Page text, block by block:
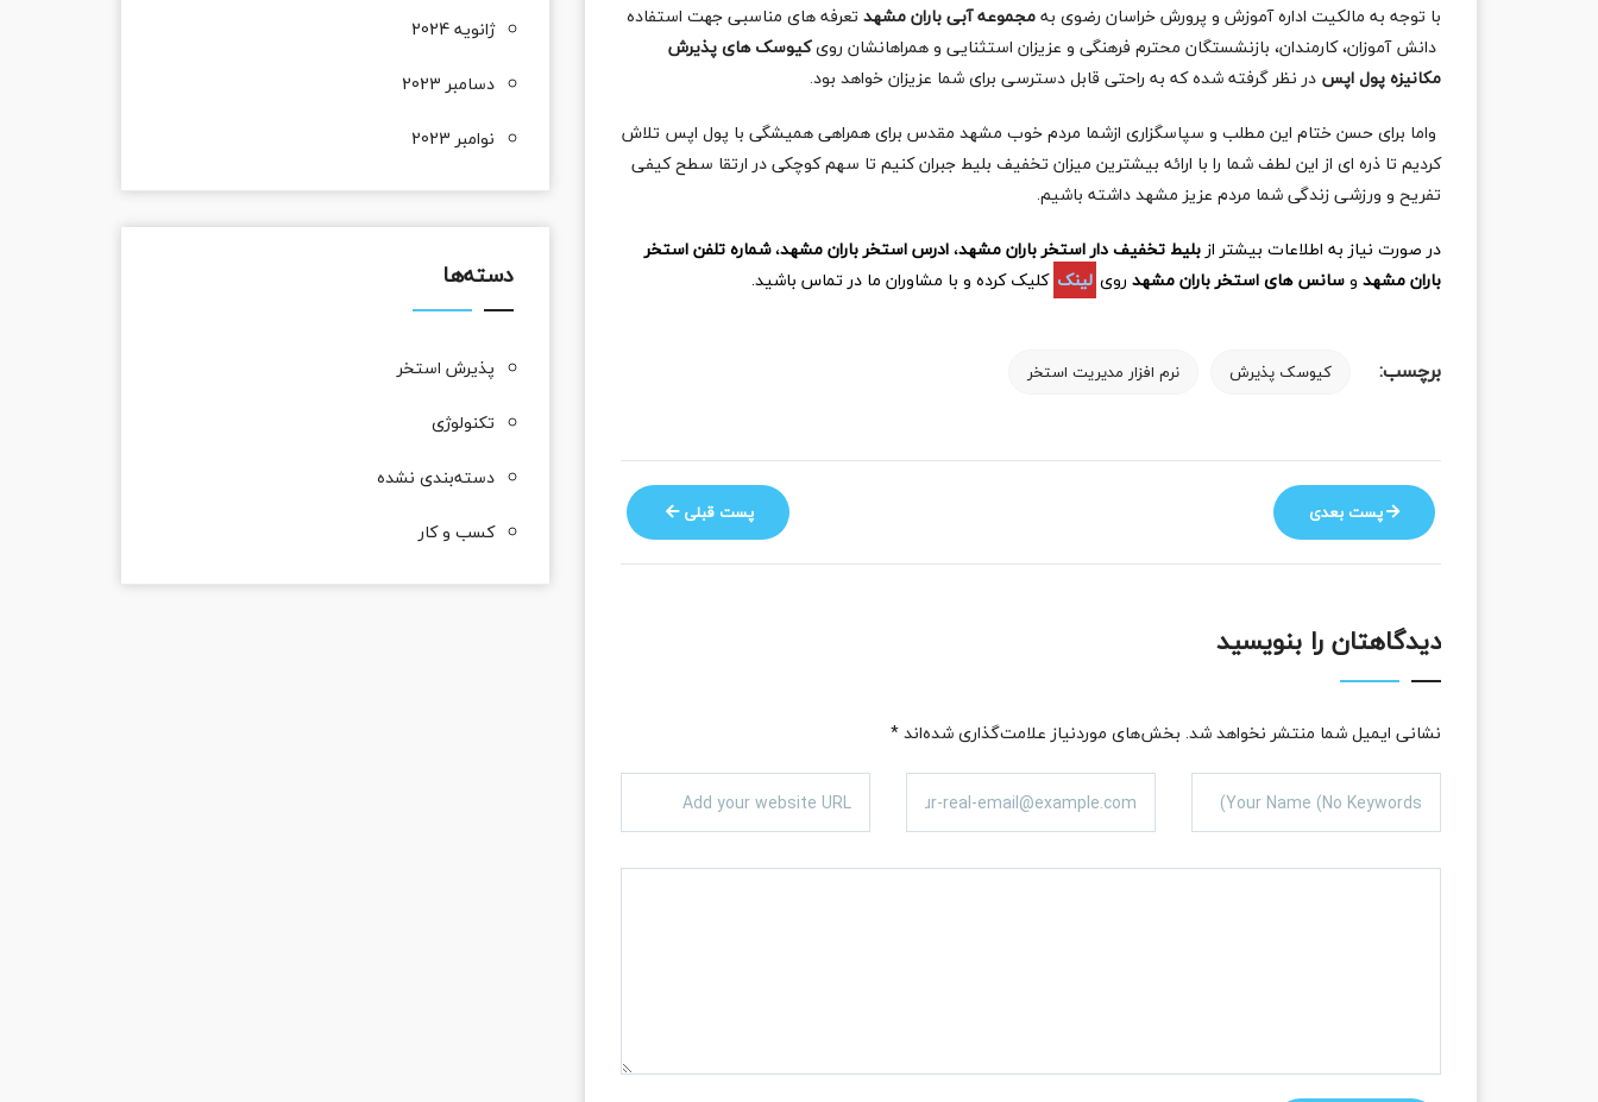
با توجه به مالکیت اداره آموزش و پرورش خراسان رضوی بهمجموعه آبی باران مشهد تعرفه های مناسبی جهت استفاده
دانش آموزان، کارمندان، بازنشستگان محترم فرهنگی و عزیزان استثنایی و همراهانشان رویکیوسک های پذیرش
مکانیزه پول اپس در نظر گرفته شده که به راحتی قابل دسترسی برای شما عزیزان خواهد بود.
واما برای حسن ختام این مطلب و سپاسگزاری ازشما مردم خوب مشهد مقدس برای همراهی همیشگی با پول اپس تلاش
کردیم تا ذره ای از این لطف شما را با ارائه بیشترین میزان تخفیف بلیط جبران کنیم تا سهم کوچکی در ارتقا سطح کیفی
تفریح و ورزشی زندگی شما مردم عزیز مشهد داشته باشیم.
در صورت نیاز به اطلاعات بیشتر ازبلیط تخفیف دار استخر باران مشهد،ادرس استخر باران مشهد،شماره تلفن استخر
باران مشهد وسانس های استخر باران مشهد روی لینک کلیک کرده و با مشاوران ما در تماس باشید.
برچسب: کیوسک پذیرش نرم افزار مدیریت استخر
پست قبلی پست بعدی
دیدگاهتان را بنویسید
نشانی ایمیل شما منتشر نخواهد شد. بخش‌های موردنیاز علامت‌گذاری شده‌اند*
ژانویه 2024
دسامبر 2023
نوامبر 2023
دسته‌ها
پذیرش استخر
تکنولوژی
دسته‌بندی نشده
کسب و کار